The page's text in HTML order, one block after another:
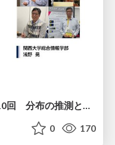
2026年度春学期 統計学 第10回 分布の推測とは － 標本調査，度数分布と確率分布 (2026. 6. 4)
0 170